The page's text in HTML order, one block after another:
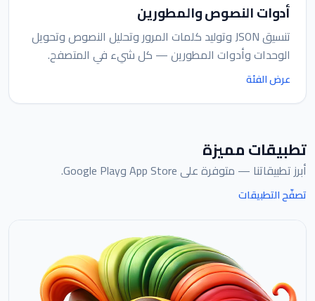
أدوات النصوص والمطورين
تنسيق JSON وتوليد كلمات المرور وتحليل النصوص وتحويل
الوحدات وأدوات المطورين — كل شيء في المتصفح.
عرض الفئة
تطبيقات مميزة
أبرز تطبيقاتنا — متوفرة على App Store وGoogle Play.
تصفّح التطبيقات